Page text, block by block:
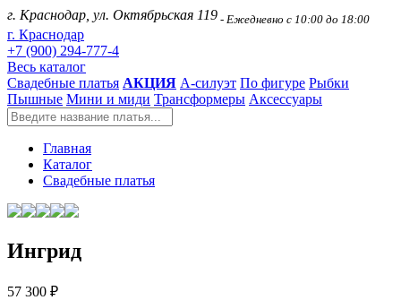
г. Краснодар, ул. Октябрьская 119 - Ежедневно с 10:00 до 18:00
г. Краснодар
+7 (900) 294-777-4
Весь каталог
Свадебные платья АКЦИЯ А-силуэт По фигуре Рыбки
Пышные Мини и миди Трансформеры Аксессуары
Главная
Каталог
Свадебные платья
Ингрид
57 300 ₽